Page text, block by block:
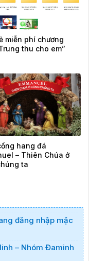
miễn phí chương
thu cho em”
hang đá
– Thiên Chúa ở
ta
đăng nhập mặc
– Nhóm Đaminh